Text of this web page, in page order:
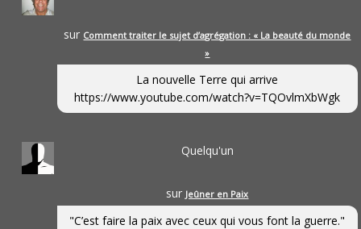
sur Comment traiter le sujet d’agrégation : « La beauté du monde
»
La nouvelle Terre qui arrive
https://www.youtube.com/watch?v=TQOvlmXbWgk
Quelqu'un
sur Jeûner en Paix
"C’est faire la paix avec ceux qui vous font la guerre."